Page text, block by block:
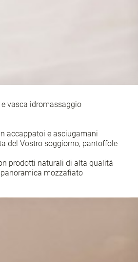
vasca idromassaggio
accappatoi e asciugamani
del Vostro soggiorno, pantoffole
prodotti naturali di alta qualitá
mozzafiato